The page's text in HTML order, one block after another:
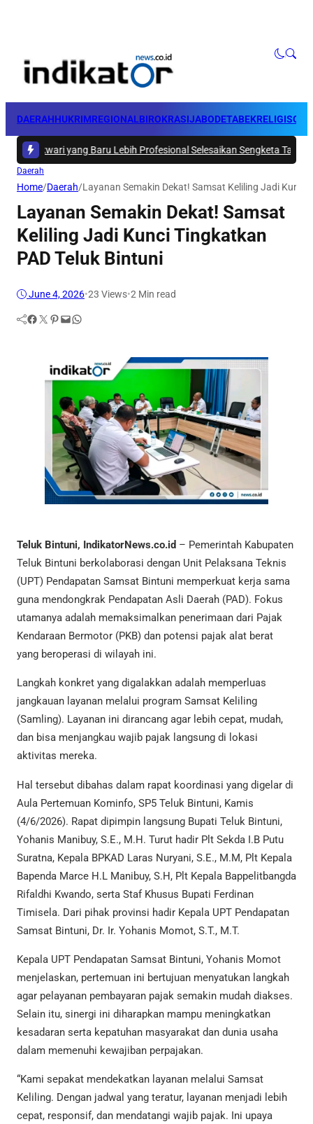
DAERAHHUKRIMREGIONALBIROKRASIJABODETABEKRELIGI
yang Baru Lebih Profesional Selesaikan Sengketa Tanah BWS
Daerah
Home/Daerah/Layanan Semakin Dekat! Samsat Keliling Jadi Kunci
Layanan Semakin Dekat! Samsat
Keliling Jadi Kunci Tingkatkan
PAD Teluk Bintuni
June 4, 2026•23 Views•2 Min read
Facebook Twitter Pinterest Mail WhatsApp
Teluk Bintuni, IndikatorNews.co.id – Pemerintah Kabupaten
Teluk Bintuni berkolaborasi dengan Unit Pelaksana Teknis
(UPT) Pendapatan Samsat Bintuni memperkuat kerja sama
guna mendongkrak Pendapatan Asli Daerah (PAD). Fokus
utamanya adalah memaksimalkan penerimaan dari Pajak
Kendaraan Bermotor (PKB) dan potensi pajak alat berat
yang beroperasi di wilayah ini.
Langkah konkret yang digalakkan adalah memperluas
jangkauan layanan melalui program Samsat Keliling
(Samling). Layanan ini dirancang agar lebih cepat, mudah,
dan bisa menjangkau wajib pajak langsung di lokasi
aktivitas mereka.
Hal tersebut dibahas dalam rapat koordinasi yang digelar di
Aula Pertemuan Kominfo, SP5 Teluk Bintuni, Kamis
(4/6/2026). Rapat dipimpin langsung Bupati Teluk Bintuni,
Yohanis Manibuy, S.E., M.H. Turut hadir Plt Sekda I.B Putu
Suratna, Kepala BPKAD Laras Nuryani, S.E., M.M, Plt Kepala
Bapenda Marce H.L Manibuy, S.H, Plt Kepala Bappelitbangda
Rifaldhi Kwando, serta Staf Khusus Bupati Ferdinan
Timisela. Dari pihak provinsi hadir Kepala UPT Pendapatan
Samsat Bintuni, Dr. Ir. Yohanis Momot, S.T., M.T.
Kepala UPT Pendapatan Samsat Bintuni, Yohanis Momot
menjelaskan, pertemuan ini bertujuan menyatukan langkah
agar pelayanan pembayaran pajak semakin mudah diakses.
Selain itu, sinergi ini diharapkan mampu meningkatkan
kesadaran serta kepatuhan masyarakat dan dunia usaha
dalam memenuhi kewajiban perpajakan.
“Kami sepakat mendekatkan layanan melalui Samsat
Keliling. Dengan jadwal yang teratur, layanan menjadi lebih
cepat, responsif, dan mendatangi wajib pajak. Ini upaya